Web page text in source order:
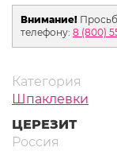
Внимание!
телефону: 8 (800)
Категория
Шпаклевки
ЦЕРЕЗИТ
Россия